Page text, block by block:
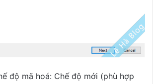
độ mã hoá: Chế độ mới (phù hợp